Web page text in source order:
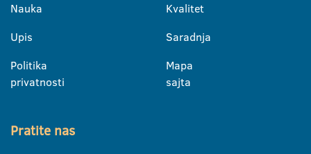
Nauka
Upis
Politika
privatnosti
Kvalitet
Saradnja
Mapa
sajta
Pratite nas